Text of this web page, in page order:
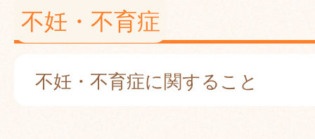
不妊・不育症
不妊・不育症に関すること